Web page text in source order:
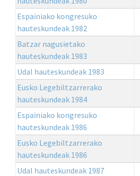
Espainiako kongresuko
hauteskundeak 1982
Batzar nagusietako
hauteskundeak 1983
Udal hauteskundeak 1983
Eusko Legebiltzarrerako
hauteskundeak 1984
Espainiako kongresuko
hauteskundeak 1986
Eusko Legebiltzarrerako
hauteskundeak 1986
Udal hauteskundeak 1987